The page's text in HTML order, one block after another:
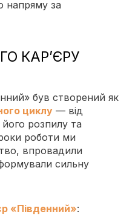
напряму за
КАР’ЄРУ
був створений як
циклу — від
розпилу та
роботи ми
впровадили
сильну
«Південний»: